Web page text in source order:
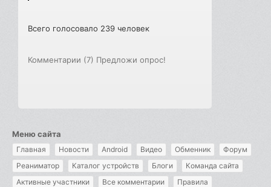
Всего голосовало 239 человек
Комментарии (7) Предложи опрос!
Меню сайта
Главная Новости Android Видео Обменник
Форум
Реаниматор
Каталог устройств Блоги
Команда сайта
Активные участники
Все комментарии Правила